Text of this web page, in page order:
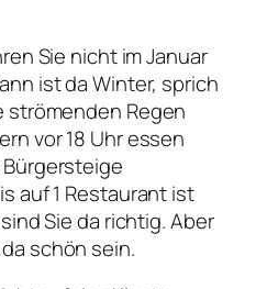
Sie nicht im Januar
ist da Winter, sprich
strömenden Regen
vor 18 Uhr essen
auf 1 Restaurant ist
Sie da richtig. Aber
schön sein.